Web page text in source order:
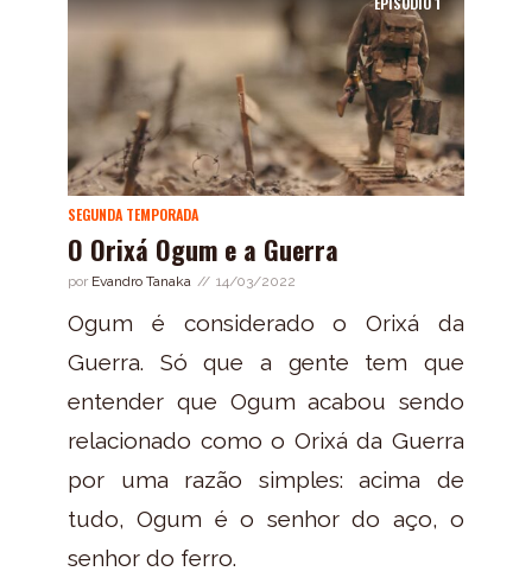
SEGUNDA TEMPORADA
O Orixá Ogum e a Guerra
por Evandro Tanaka 14/03/2022
Ogum é considerado o Orixá da
Guerra. Só que a gente tem que
entender que Ogum acabou sendo
relacionado como o Orixá da Guerra
por uma razão simples: acima de
tudo, Ogum é o senhor do aço, o
senhor do ferro.